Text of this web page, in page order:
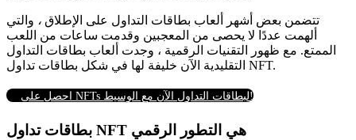
تتضمن بعض أشهر ألعاب بطاقات التداول على الإطلاق ، والتي
ألهمت عددًا لا يحصى من المعجبين وقدمت ساعات من اللعب
الممتع. مع ظهور التقنيات الرقمية ، وجدت ألعاب بطاقات التداول
التقليدية الآن خليفة لها في شكل بطاقات تداول NFT.
احصل على NFTs لبطاقات التداول الآن مع الوسيط!
بطاقات تداول NFT هي التطور الرقمي